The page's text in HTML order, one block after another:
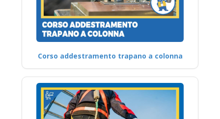
Corso addestramento trapano a colonna